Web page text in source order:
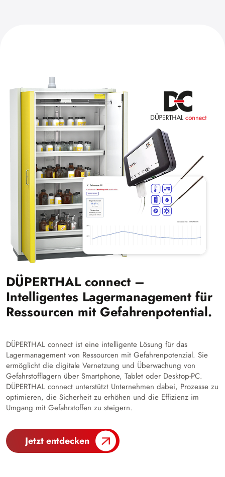
DÜPERTHAL connect –
Intelligentes Lagermanagement für
Ressourcen mit Gefahrenpotential.
DÜPERTHAL connect ist eine intelligente Lösung für das
Lagermanagement von Ressourcen mit Gefahrenpotenzial. Sie
ermöglicht die digitale Vernetzung und Überwachung von
Gefahrstofflagern über Smartphone, Tablet oder Desktop-PC.
DÜPERTHAL connect unterstützt Unternehmen dabei, Prozesse zu
optimieren, die Sicherheit zu erhöhen und die Effizienz im
Umgang mit Gefahrstoffen zu steigern.
Jetzt entdecken